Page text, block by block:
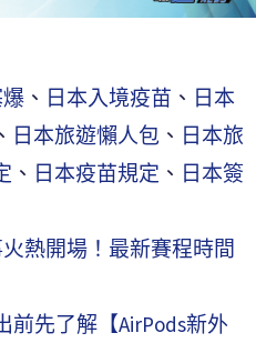
、 日本入境疫苗 、 日本
、 日本旅遊懶人包 、 日本旅
、 日本疫苗規定 、 日本簽
熱開場！最新賽程時間
前先了解【AirPods新外